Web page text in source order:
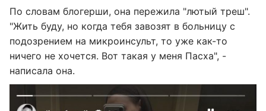
По словам блогерши, она пережила "лютый треш".
"Жить буду, но когда тебя завозят в больницу с
подозрением на микроинсульт, то уже как-то
ничего не хочется. Вот такая у меня Пасха", -
написала она.